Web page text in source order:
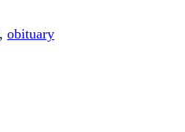
, obituary